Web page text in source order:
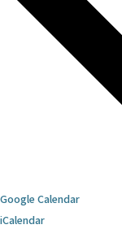
Google Calendar
iCalendar